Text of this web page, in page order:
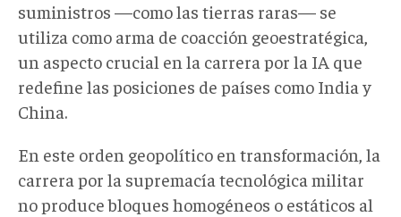
suministros —como las tierras raras— se
utiliza como arma de coacción geoestratégica,
un aspecto crucial en la carrera por la IA que
redefine las posiciones de países como India y
China.
En este orden geopolítico en transformación, la
carrera por la supremacía tecnológica militar
no produce bloques homogéneos o estáticos al